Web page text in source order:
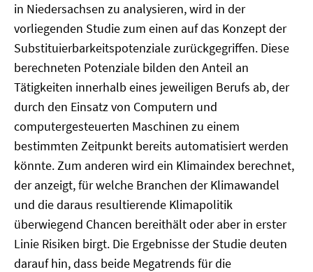
in Niedersachsen zu analysieren, wird in der
vorliegenden Studie zum einen auf das Konzept der
Substituierbarkeitspotenziale zurückgegriffen. Diese
berechneten Potenziale bilden den Anteil an
Tätigkeiten innerhalb eines jeweiligen Berufs ab, der
durch den Einsatz von Computern und
computergesteuerten Maschinen zu einem
bestimmten Zeitpunkt bereits automatisiert werden
könnte. Zum anderen wird ein Klimaindex berechnet,
der anzeigt, für welche Branchen der Klimawandel
und die daraus resultierende Klimapolitik
überwiegend Chancen bereithält oder aber in erster
Linie Risiken birgt. Die Ergebnisse der Studie deuten
darauf hin, dass beide Megatrends für die